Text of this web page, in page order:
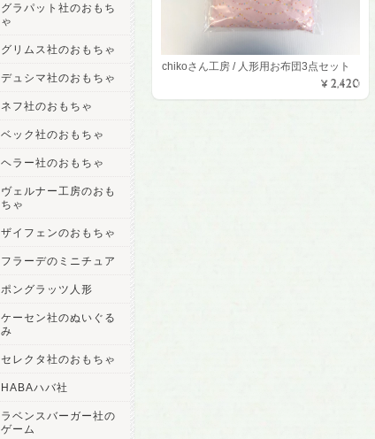
chikoさん工房 / 人形用お布団3点セット
¥2,420
グラパット社のおもち
ゃ
グリムス社のおもちゃ
デュシマ社のおもちゃ
ネフ社のおもちゃ
ベック社のおもちゃ
ヘラー社のおもちゃ
ヴェルナー工房のおも
ちゃ
ザイフェンのおもちゃ
フラーデのミニチュア
ポングラッツ人形
ケーセン社のぬいぐる
み
セレクタ社のおもちゃ
HABAハバ社
ラベンスバーガー社の
ゲーム